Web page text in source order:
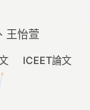
王怡萱
ICEET論文